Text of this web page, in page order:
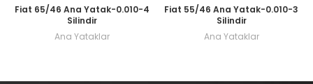
Fiat 65/46 Ana Yatak-0.010-4
Silindir
Ana Yataklar
Fiat 55/46 Ana Yatak-0.010-3
Silindir
Ana Yataklar